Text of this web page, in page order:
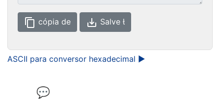
content_copy cópia de save_alt Salve 
ASCII para conversor hexadecimal ►
💬